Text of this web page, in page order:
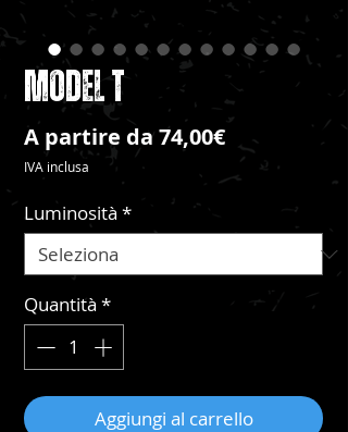
MODEL T
A partire da 74,00€Prezzo
scontato
IVA inclusa
Luminosità *
Quantità *
Aggiungi al carrello